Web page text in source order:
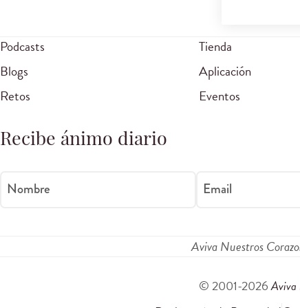
Podcasts
Blogs
Retos
Tienda
Aplicación
Eventos
Recibe ánimo diario
Nombre Email
Aviva Nuestros
© 2001-2026Aviva